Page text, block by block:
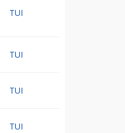
TUI
TUI
TUI
TUI